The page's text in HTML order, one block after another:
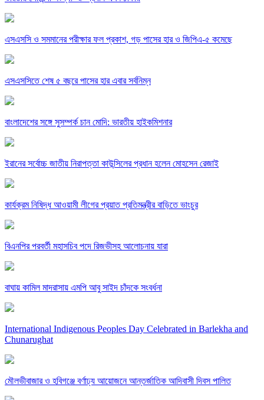
এসএসসি ও সমমানের পরীক্ষার ফল প্রকাশ, গড় পাসের হার ও জিপিএ-৫ কমেছে
এসএসসিতে শেষ ৫ বছরে পাসের হার এবার সর্বনিম্ন
বাংলাদেশের সঙ্গে সুসম্পর্ক চান মোদি: ভারতীয় হাইকমিশনার
ইরানের সর্বোচ্চ জাতীয় নিরাপত্তা কাউন্সিলের প্রধান হলেন মোহসেন রেজাই
কার্যক্রম নিষিদ্ধ আওয়ামী লীগের প্রয়াত প্রতিমন্ত্রীর বাড়িতে ভাংচুর
বিএনপির পরবর্তী মহাসচিব পদে রিজভীসহ আলোচনায় যারা
বাঘায় কামিল মাদরাসায় এমপি আবু সাইদ চাঁদকে সংবর্ধনা
International Indigenous Peoples Day Celebrated in Barlekha and
Chunarughat
মৌলভীবাজার ও হবিগঞ্জে বর্ণাঢ্য আয়োজনে আন্তর্জাতিক আদিবাসী দিবস পালিত